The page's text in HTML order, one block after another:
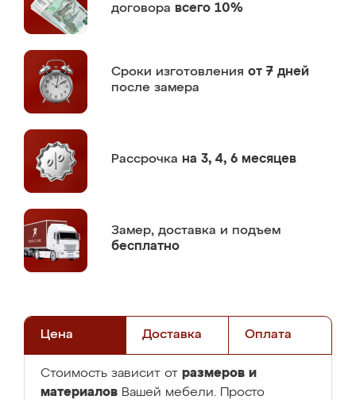
договора всего 10%
Сроки изготовления от 7 дней
после замера
Рассрочка на 3, 4, 6 месяцев
Замер, доставка и подъем
бесплатно
Цена Доставка Оплата
Стоимость зависит от размеров и
материалов Вашей мебели. Просто